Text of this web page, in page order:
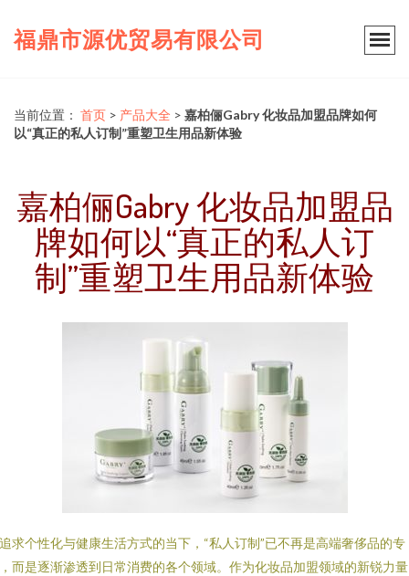
福鼎市源优贸易有限公司
当前位置： 首页 > 产品大全 > 嘉柏俪Gabry 化妆品加盟品牌如何
以“真正的私人订制”重塑卫生用品新体验
嘉柏俪Gabry 化妆品加盟品
牌如何以“真正的私人订
制”重塑卫生用品新体验
求个性化与健康生活方式的当下，“私人订制”已不再是高端奢侈品的专
而是逐渐渗透到日常消费的各个领域。作为化妆品加盟领域的新锐力